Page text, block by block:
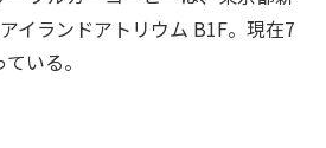
イランドアトリウム B1F。現在7
いる。